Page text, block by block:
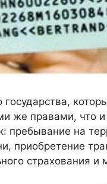
же правами, что
пребывание на
приобретение
страхования и